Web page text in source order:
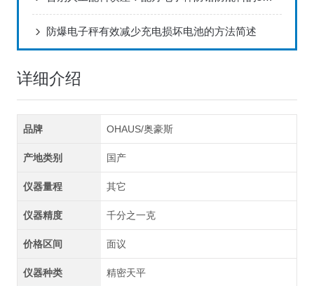
防爆电子秤有效减少充电损坏电池的方法简述
详细介绍
品牌 OHAUS/奥豪斯
产地类别 国产
仪器量程 其它
仪器精度 千分之一克
价格区间 面议
仪器种类 精密天平